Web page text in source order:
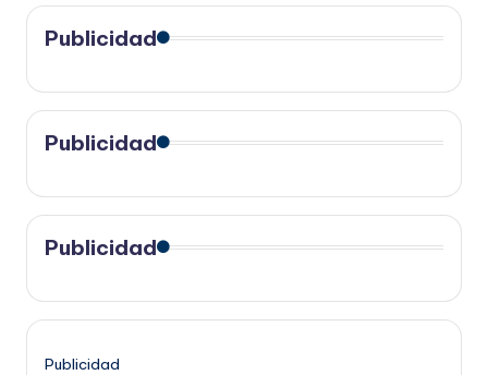
Publicidad
Publicidad
Publicidad
Publicidad